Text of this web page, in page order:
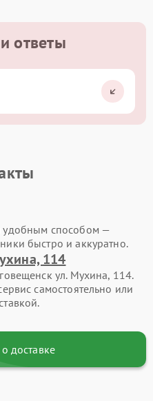
ответы
удобным способом —
быстро и аккуратно.
114
ул. Мухина, 114.
самостоятельно или
доставке